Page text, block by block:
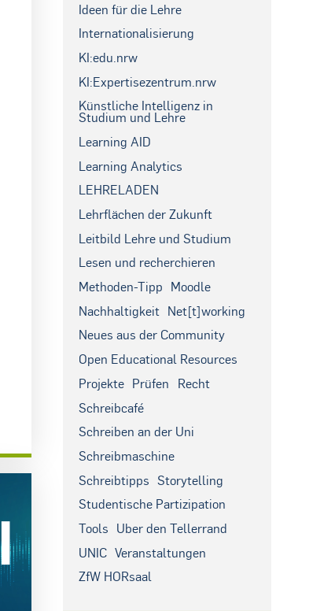
Ideen für die Lehre
Internationalisierung
KI:edu.nrw
KI:Expertisezentrum.nrw
Künstliche Intelligenz in
Studium und Lehre
Learning AID
Learning Analytics
LEHRELADEN
Lehrflächen der Zukunft
Leitbild Lehre und Studium
Lesen und recherchieren
Methoden-Tipp Moodle
Nachhaltigkeit Net[t]working
Neues aus der Community
Open Educational Resources
Projekte Prüfen
Recht
Schreibcafé
Schreiben an der Uni
Schreibmaschine
Schreibtipps Storytelling
Studentische Partizipation
Tools Über den Tellerrand
UNIC Veranstaltungen
ZfW HÖRsaal